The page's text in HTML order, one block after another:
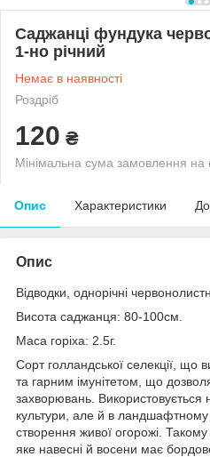
Саджанці фундука
1-но річний
Немає в наявності
Роздріб
120 ₴
Мінімальна сума замовлення на
Опис Характеристики
Опис
Відводки, однорічні
Висота саджанця: 80-100см.
Маса горіха: 2.5г.
Сорт голландської селекції, що
та гарним імунітетом, що
захворювань. Використовується
культури, але й в
створення живої огорожі.
яке навесні й восени має